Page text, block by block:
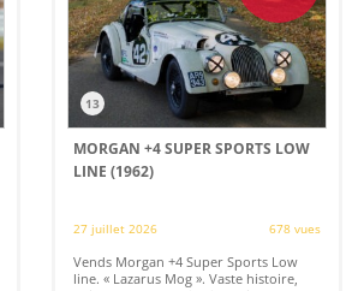
13
MORGAN +4 SUPER SPORTS LOW
LINE (1962)
27 juillet 2026 678 vues
Vends Morgan +4 Super Sports Low
line. « Lazarus Mog ». Vaste histoire,